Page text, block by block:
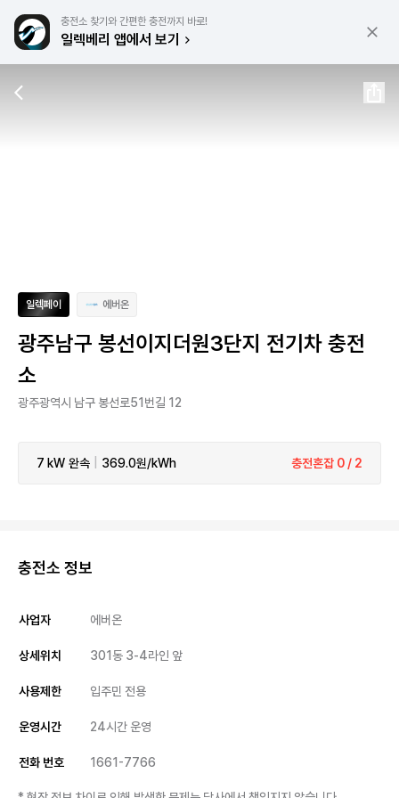
충전소 찾기와 간편한 충전까지 바로!
일렉베리 앱에서 보기
일렉페이 에버온
광주남구 봉선이지더원3단지 전기차 충전
소
광주광역시 남구 봉선로51번길 12
7 kW 완속 369.0원/kWh 충전혼잡 0 / 2
충전소 정보
사업자 에버온
상세위치 301동 3-4라인 앞
사용제한 입주민 전용
운영시간 24시간 운영
전화 번호 1661-7766